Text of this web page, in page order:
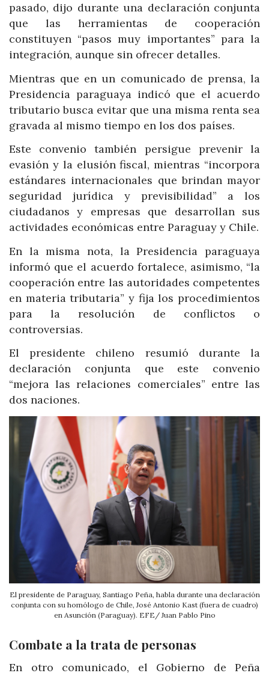
pasado, dijo durante una declaración conjunta
que las herramientas de cooperación
constituyen “pasos muy importantes” para la
integración, aunque sin ofrecer detalles.
Mientras que en un comunicado de prensa, la
Presidencia paraguaya indicó que el acuerdo
tributario busca evitar que una misma renta sea
gravada al mismo tiempo en los dos países.
Este convenio también persigue prevenir la
evasión y la elusión fiscal, mientras “incorpora
estándares internacionales que brindan mayor
seguridad jurídica y previsibilidad” a los
ciudadanos y empresas que desarrollan sus
actividades económicas entre Paraguay y Chile.
En la misma nota, la Presidencia paraguaya
informó que el acuerdo fortalece, asimismo, “la
cooperación entre las autoridades competentes
en materia tributaria” y fija los procedimientos
para la resolución de conflictos o
controversias.
El presidente chileno resumió durante la
declaración conjunta que este convenio
“mejora las relaciones comerciales” entre las
dos naciones.
El presidente de Paraguay, Santiago Peña, habla durante una declaración
conjunta con su homólogo de Chile, José Antonio Kast (fuera de cuadro)
en Asunción (Paraguay). EFE/ Juan Pablo Pino
Combate a la trata de personas
En otro comunicado, el Gobierno de Peña